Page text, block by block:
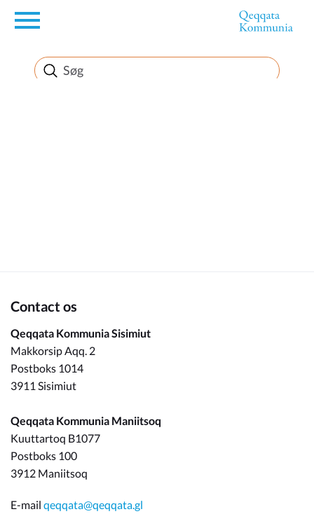
en
Borger
Kommuneplanen
Om_kommunen
Contact os
Qeqqata Kommunia Sisimiut
Makkorsip Aqq. 2
Postboks 1014
3911 Sisimiut
Qeqqata Kommunia Maniitsoq
Kuuttartoq B1077
Postboks 100
3912 Maniitsoq
E-mail qeqqata@qeqqata.gl